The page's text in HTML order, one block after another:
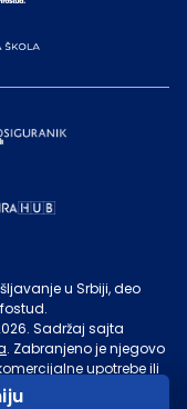
u Srbiji, deo
. Sadržaj sajta
. Zabranjeno je njegovo
upotrebe ili
sajta.